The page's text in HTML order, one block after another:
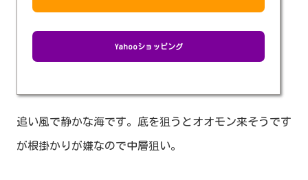
Yahooショッピング
追い風で静かな海です。底を狙うとオオモン来そうです
が根掛かりが嫌なので中層狙い。